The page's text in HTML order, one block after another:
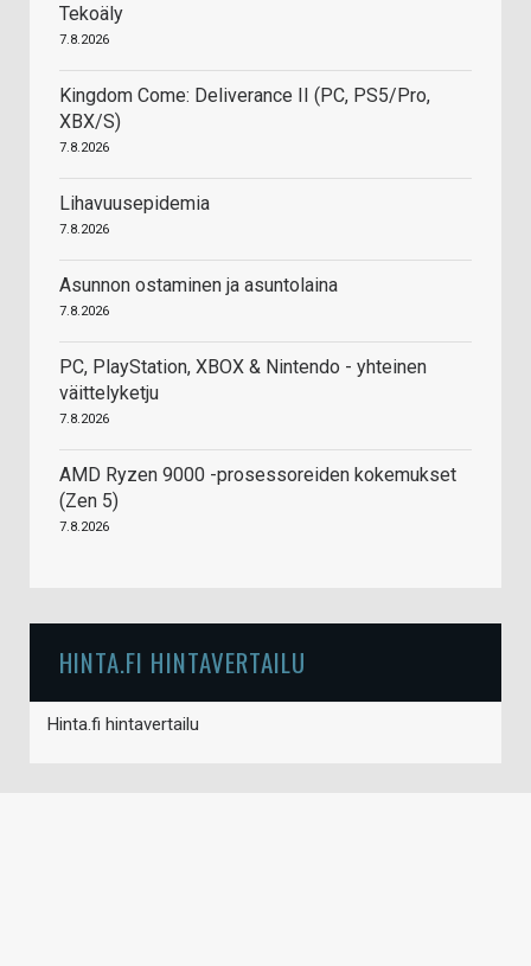
Tekoäly
7.8.2026
Kingdom Come: Deliverance II (PC, PS5/Pro,
XBX/S)
7.8.2026
Lihavuusepidemia
7.8.2026
Asunnon ostaminen ja asuntolaina
7.8.2026
PC, PlayStation, XBOX & Nintendo - yhteinen
väittelyketju
7.8.2026
AMD Ryzen 9000 -prosessoreiden kokemukset
(Zen 5)
7.8.2026
HINTA.FI HINTAVERTAILU
Hinta.fi hintavertailu